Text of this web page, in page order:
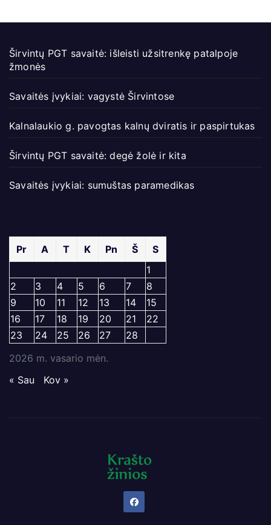
Širvintų PGT savaitė: išleisti užsitrenkę patalpoje
žmonės
Savaitės įvykiai: vagystė Širvintose
Kalnalaukio g. pavogtas kalnų dviratis ir paspirtukas
Širvintų PGT savaitė: degė žolė ir kita
Savaitės įvykiai: sumuštas paramedikas
2026 m. vasario mėn.
Pr A T K Pn Š
S
1
2
3 4 5 6 7
8
9
10 11 12 13 14
15
16
17 18 19 20 21
22
23
24 25 26 27 28
« Sau Kov »